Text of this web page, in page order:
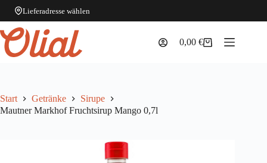
Lieferadresse wählen
Zum
Inhalt
springen
Warenkorb
0,00€
Start Getränke
Sirupe
Mautner Markhof Fruchtsirup Mango 0,7l